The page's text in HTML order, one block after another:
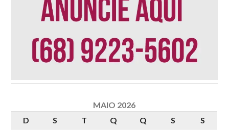
MAIO 2026
D
S T Q Q S S